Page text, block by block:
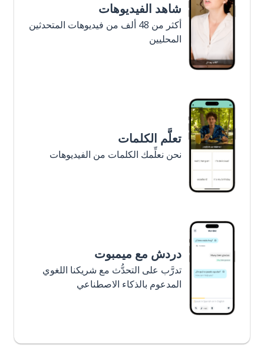
شاهد الفيديوهات
أكثر من 48 ألف من فيديوهات المتحدثين
المحليين
تعلَّم الكلمات
نحن نعلِّمك الكلمات من الفيديوهات
دردش مع ميمبوت
تدرَّب على التحدُّث مع شريكنا اللغوي
المدعوم بالذكاء الاصطناعي